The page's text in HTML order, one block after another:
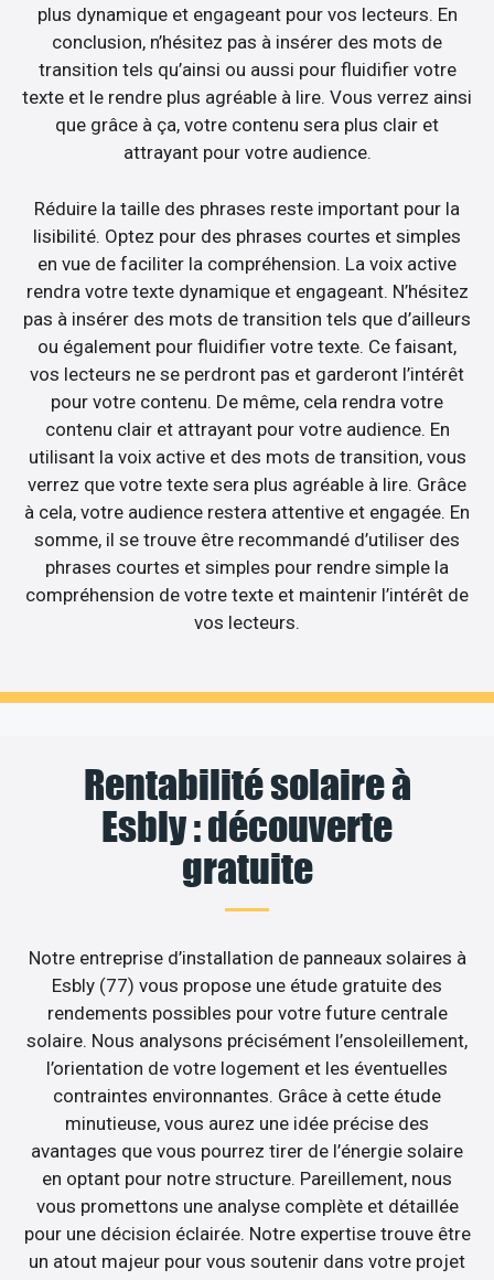
plus dynamique et engageant pour vos lecteurs. En
conclusion, n’hésitez pas à insérer des mots de
transition tels qu’ainsi ou aussi pour fluidifier votre
texte et le rendre plus agréable à lire. Vous verrez ainsi
que grâce à ça, votre contenu sera plus clair et
attrayant pour votre audience.
Réduire la taille des phrases reste important pour la
lisibilité. Optez pour des phrases courtes et simples
en vue de faciliter la compréhension. La voix active
rendra votre texte dynamique et engageant. N’hésitez
pas à insérer des mots de transition tels que d’ailleurs
ou également pour fluidifier votre texte. Ce faisant,
vos lecteurs ne se perdront pas et garderont l’intérêt
pour votre contenu. De même, cela rendra votre
contenu clair et attrayant pour votre audience. En
utilisant la voix active et des mots de transition, vous
verrez que votre texte sera plus agréable à lire. Grâce
à cela, votre audience restera attentive et engagée. En
somme, il se trouve être recommandé d’utiliser des
phrases courtes et simples pour rendre simple la
compréhension de votre texte et maintenir l’intérêt de
vos lecteurs.
Rentabilité solaire à
Esbly : découverte
gratuite
Notre entreprise d’installation de panneaux solaires à
Esbly (77) vous propose une étude gratuite des
rendements possibles pour votre future centrale
solaire. Nous analysons précisément l’ensoleillement,
l’orientation de votre logement et les éventuelles
contraintes environnantes. Grâce à cette étude
minutieuse, vous aurez une idée précise des
avantages que vous pourrez tirer de l’énergie solaire
en optant pour notre structure. Pareillement, nous
vous promettons une analyse complète et détaillée
pour une décision éclairée. Notre expertise trouve être
un atout majeur pour vous soutenir dans votre projet